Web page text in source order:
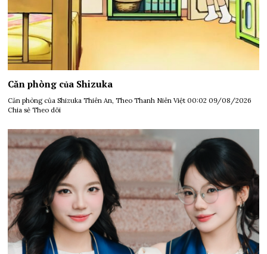
Căn phòng của Shizuka
Căn phòng của Shizuka Thiên An, Theo Thanh Niên Việt 00:02 09/08/2026
Chia sẻ Theo dõi